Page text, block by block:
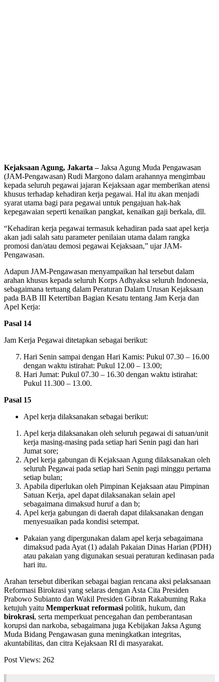
Kejaksaan Agung, Jakarta –Jaksa Agung Muda Pengawasan
(JAM-Pengawasan) Rudi Margono dalam arahannya mengimbau
kepada seluruh pegawai jajaran Kejaksaan agar memberikan atensi
khusus terhadap kehadiran kerja pegawai. Hal itu akan menjadi
syarat utama bagi para pegawai untuk pengajuan hak-hak
kepegawaian seperti kenaikan pangkat, kenaikan gaji berkala, dll.
“Kehadiran kerja pegawai termasuk kehadiran pada saat apel kerja
akan jadi salah satu parameter penilaian utama dalam rangka
promosi dan/atau demosi pegawai Kejaksaan,” ujar JAM-
Pengawasan.
Adapun JAM-Pengawasan menyampaikan hal tersebut dalam
arahan khusus kepada seluruh Korps Adhyaksa seluruh Indonesia,
sebagaimana tertuang dalam Peraturan Dalam Urusan Kejaksaan
pada BAB III Ketertiban Bagian Kesatu tentang Jam Kerja dan
Apel Kerja:
Pasal 14
Jam Kerja Pegawai ditetapkan sebagai berikut:
Hari Senin sampai dengan Hari Kamis: Pukul 07.30 – 16.00
dengan waktu istirahat: Pukul 12.00 – 13.00;
Hari Jumat: Pukul 07.30 – 16.30 dengan waktu istirahat:
Pukul 11.300 – 13.00.
Pasal 15
Apel kerja dilaksanakan sebagai berikut:
Apel kerja dilaksanakan oleh seluruh pegawai di satuan/unit
kerja masing-masing pada setiap hari Senin pagi dan hari
Jumat sore;
Apel kerja gabungan di Kejaksaan Agung dilaksanakan oleh
seluruh Pegawai pada setiap hari Senin pagi minggu pertama
setiap bulan;
Apabila diperlukan oleh Pimpinan Kejaksaan atau Pimpinan
Satuan Kerja, apel dapat dilaksanakan selain apel
sebagaimana dimaksud huruf a dan b;
Apel kerja gabungan di daerah dapat dilaksanakan dengan
menyesuaikan pada kondisi setempat.
Pakaian yang dipergunakan dalam apel kerja sebagaimana
dimaksud pada Ayat (1) adalah Pakaian Dinas Harian (PDH)
atau pakaian yang digunakan sesuai peraturan kedinasan pada
hari itu.
Arahan tersebut diberikan sebagai bagian rencana aksi pelaksanaan
Reformasi Birokrasi yang selaras dengan Asta Cita Presiden
Prabowo Subianto dan Wakil Presiden Gibran Rakabuming Raka
ketujuh yaitu Memperkuat reformasi politik, hukum, dan
birokrasi, serta memperkuat pencegahan dan pemberantasan
korupsi dan narkoba, sebagaimana juga Kebijakan Jaksa Agung
Muda Bidang Pengawasan guna meningkatkan integritas,
akuntabilitas, dan citra Kejaksaan RI di masyarakat.
Post Views: 262